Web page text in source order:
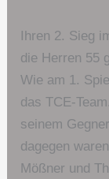
Ihren 2. Sieg
die Herren 55
Wie am 1.
das TCE-
seinem
dagegen
Mößner und